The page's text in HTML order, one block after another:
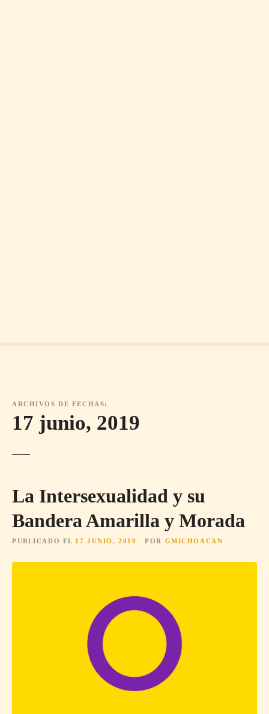
ARCHIVOS DE FECHAS:
17 junio, 2019
La Intersexualidad y su
Bandera Amarilla y Morada
PUBLICADO EL 17 JUNIO, 2019 POR GMICHOACAN